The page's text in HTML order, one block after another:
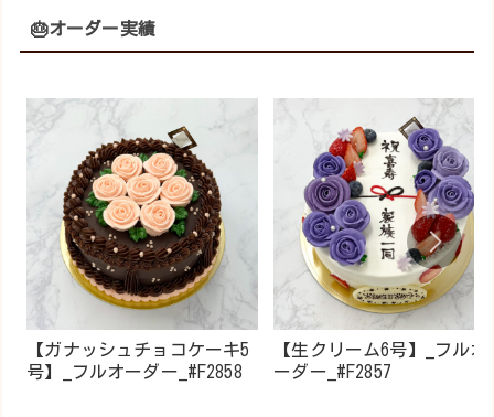
🎂オーダー実績
【ガナッシュチョコケーキ5
号】_フルオーダー_#F2858
【生クリーム6号】_フルオ
ーダー_#F2857